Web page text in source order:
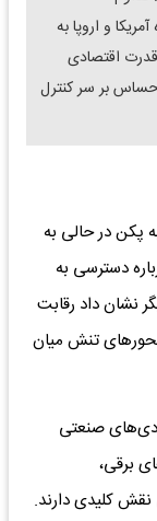
و اروپا به
اقتصادی
حساس بر سر کنترل
پکن در حالی به
دسترسی به
نشان داد رقابت
تنش میان
صنعتی
برقی،
نقش کلیدی دارند.